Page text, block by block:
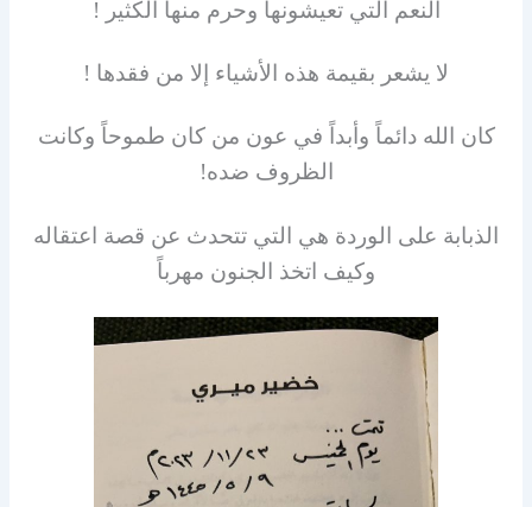
النعم التي تعيشونها وحرم منها الكثير !
لا يشعر بقيمة هذه الأشياء إلا من فقدها !
كان الله دائماً وأبداً في عون من كان طموحاً وكانت
الظروف ضده!
الذبابة على الوردة هي التي تتحدث عن قصة اعتقاله
وكيف اتخذ الجنون مهرباً